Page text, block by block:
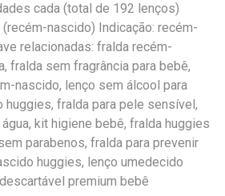
cada (total de 192 lenços)
(recém-nascido) Indicação: recém-
relacionadas: fralda recém-
fralda sem fragrância para bebê,
nascido, lenço sem álcool para
huggies, fralda para pele sensível,
kit higiene bebê, fralda huggies
parabenos, fralda para prevenir
huggies, lenço umedecido
premium bebê